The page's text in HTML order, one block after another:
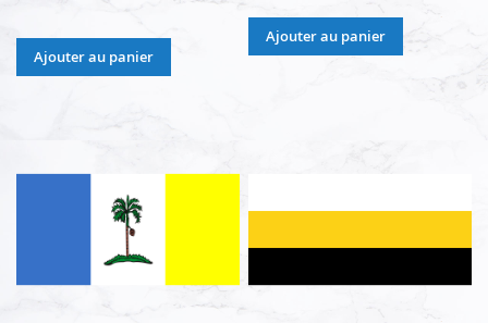
Ajouter au panier
Ajouter au panier